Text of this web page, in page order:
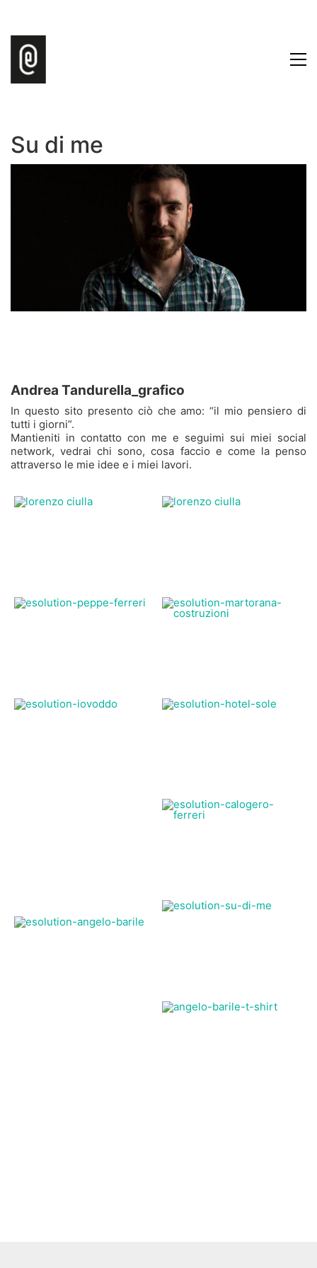
Su di me
Andrea Tandurella_grafico
In questo sito presento ciò che amo: “il mio pensiero di
tutti i giorni”.
Mantieniti in contatto con me e seguimi sui miei social
network, vedrai chi sono, cosa faccio e come la penso
attraverso le mie idee e i miei lavori.